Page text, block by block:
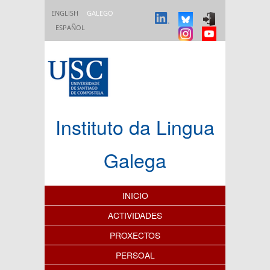
ENGLISH
GALEGO
ESPAÑOL
Instituto da Lingua
Galega
Índice de contidos
INICIO
ACTIVIDADES
PROXECTOS
PERSOAL